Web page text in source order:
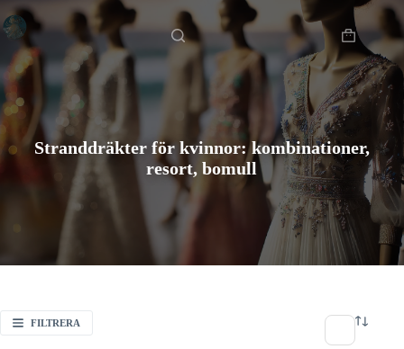
Hoppa
till
innehåll
Varukorg
Hem
Stranddräkter för kvinnor: kombinationer,
resort, bomull
FILTRERA